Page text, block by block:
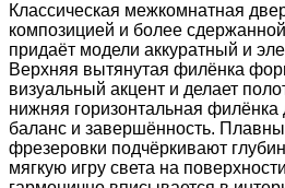
Классическая межкомнатная
композицией и более
придаёт модели аккуратный и
Верхняя вытянутая филёнка
визуальный акцент и делает
нижняя горизонтальная филёнка
баланс и завершённость.
фрезеровки подчёркивают
мягкую игру света на